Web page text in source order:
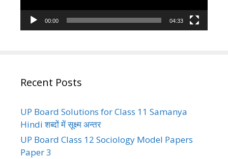
00:00 04:33
Recent Posts
UP Board Solutions for Class 11 Samanya
Hindi शब्दों में सूक्ष्म अन्तर
UP Board Class 12 Sociology Model Papers
Paper 3